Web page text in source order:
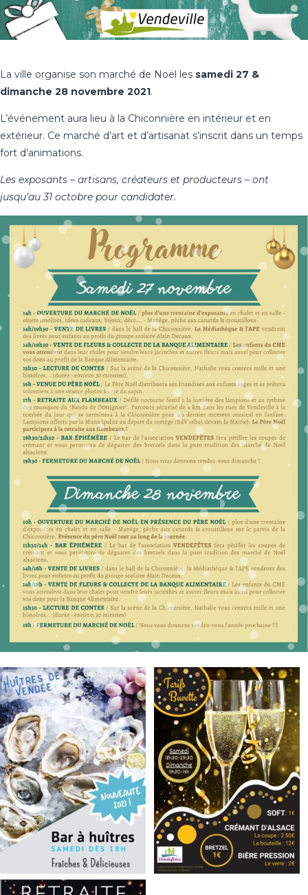
La ville organise son marché de Noël les samedi 27 &
dimanche 28 novembre 2021.
L’événement aura lieu à la Chiconnière en intérieur et en
extérieur. Ce marché d’art et d’artisanat s’inscrit dans un temps
fort d’animations.
Les exposants – artisans, créateurs et producteurs – ont
jusqu’au 31 octobre pour candidater.